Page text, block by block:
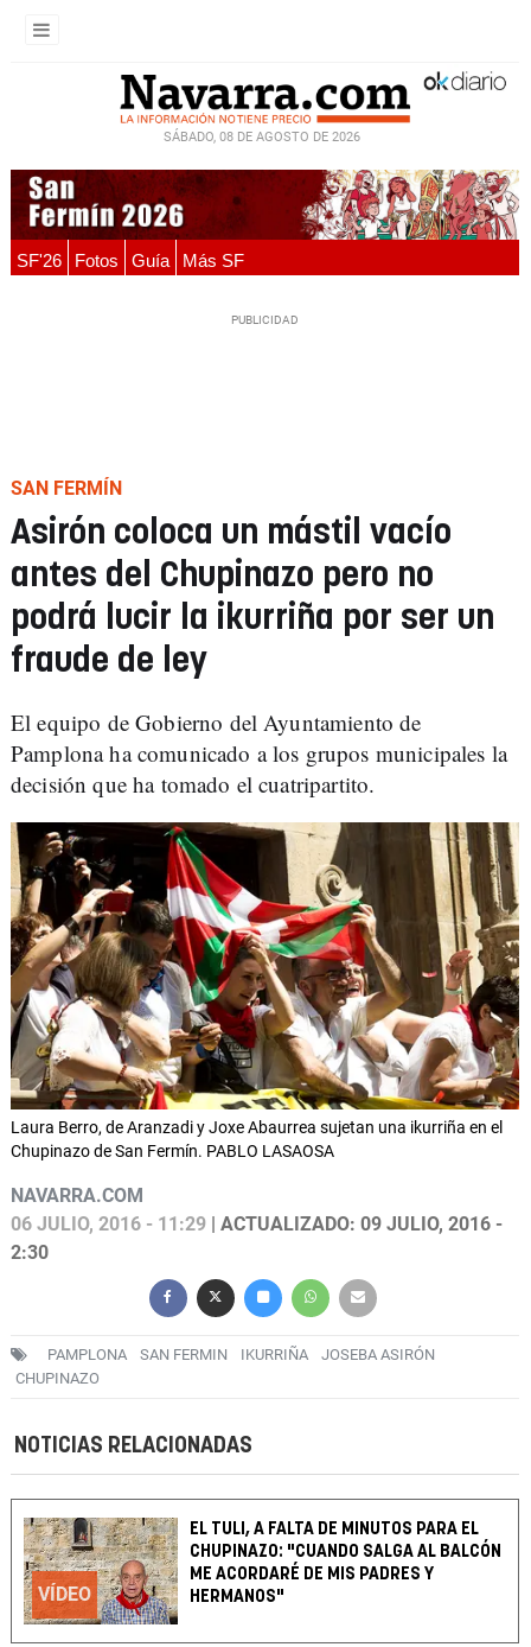
SÁBADO, 08 DE AGOSTO DE 2026
SF'26 Fotos Guía Más SF
SAN FERMÍN
Asirón coloca un mástil vacío
antes del Chupinazo pero no
podrá lucir la ikurriña por ser un
fraude de ley
El equipo de Gobierno del Ayuntamiento de
Pamplona ha comunicado a los grupos municipales la
decisión que ha tomado el cuatripartito.
Laura Berro, de Aranzadi y Joxe Abaurrea sujetan una ikurriña en el
Chupinazo de San Fermín. PABLO LASAOSA
NAVARRA.COM
06 JULIO, 2016 - 11:29 | ACTUALIZADO: 09 JULIO, 2016 -
2:30
PAMPLONA SAN FERMIN IKURRIÑA
JOSEBA ASIRÓN
CHUPINAZO
NOTICIAS RELACIONADAS
VÍDEO
EL TULI, A FALTA DE MINUTOS PARA EL
CHUPINAZO: "CUANDO SALGA AL BALCÓN
ME ACORDARÉ DE MIS PADRES Y
HERMANOS"